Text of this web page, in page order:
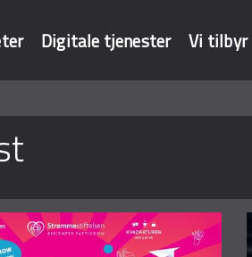
Digitale tjenester Vi tilbyr